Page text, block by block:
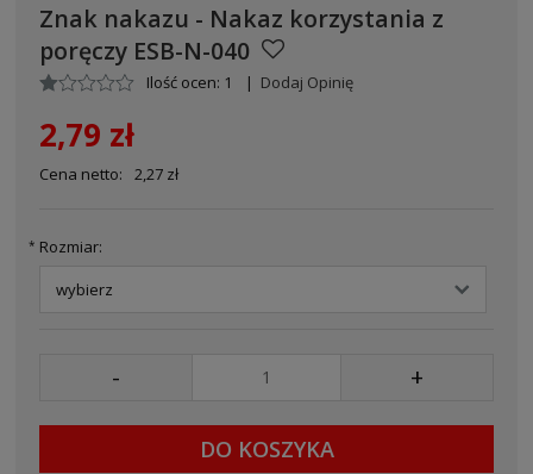
Znak nakazu - Nakaz korzystania z
poręczy ESB-N-040
Ilość ocen: 1 | Dodaj Opinię
2,79 zł
Cena netto: 2,27 zł
* Rozmiar:
- +
DO KOSZYKA